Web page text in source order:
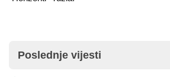
Kampanje
Poslednje vijesti